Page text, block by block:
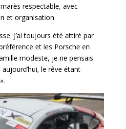
respectable, avec
et organisation.
J’ai toujours été attiré par
et les Porsche en
modeste, je ne pensais
le rêve étant